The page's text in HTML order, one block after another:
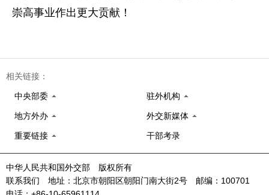
崇高事业作出更大贡献！
相关链接：
中央部委 驻外机构
地方外办 外交新媒体
重要链接 干部考录
中华人民共和国外交部 版权所有
联系我们 地址：北京市朝阳区朝阳门南大街2号 邮编：100701